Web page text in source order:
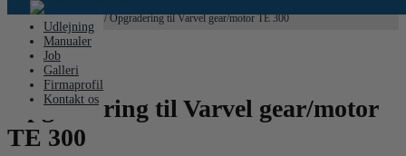
Udlejning
Manualer
Job
Galleri
Firmaprofil
Kontakt os
Hjem/Ukategoriseret/ Opgradering til Varvel gear/motor TE 300
Opgradering til Varvel gear/motor
TE 300